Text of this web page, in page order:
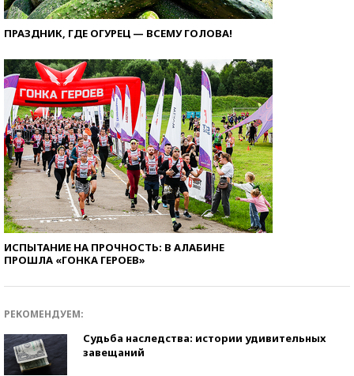
ПРАЗДНИК, ГДЕ ОГУРЕЦ — ВСЕМУ ГОЛОВА!
ИСПЫТАНИЕ НА ПРОЧНОСТЬ: В АЛАБИНЕ
ПРОШЛА «ГОНКА ГЕРОЕВ»
РЕКОМЕНДУЕМ:
Судьба наследства: истории удивительных
завещаний